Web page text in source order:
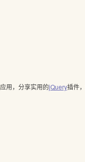
应用，分享实用的jQuery插件